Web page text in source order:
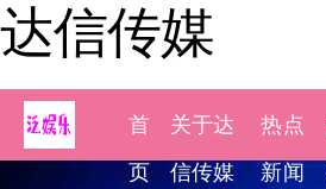
达信传媒
首
页
关于达
信传媒
热点
新闻